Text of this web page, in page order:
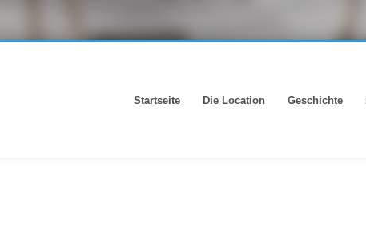
Startseite Die Location Geschichte